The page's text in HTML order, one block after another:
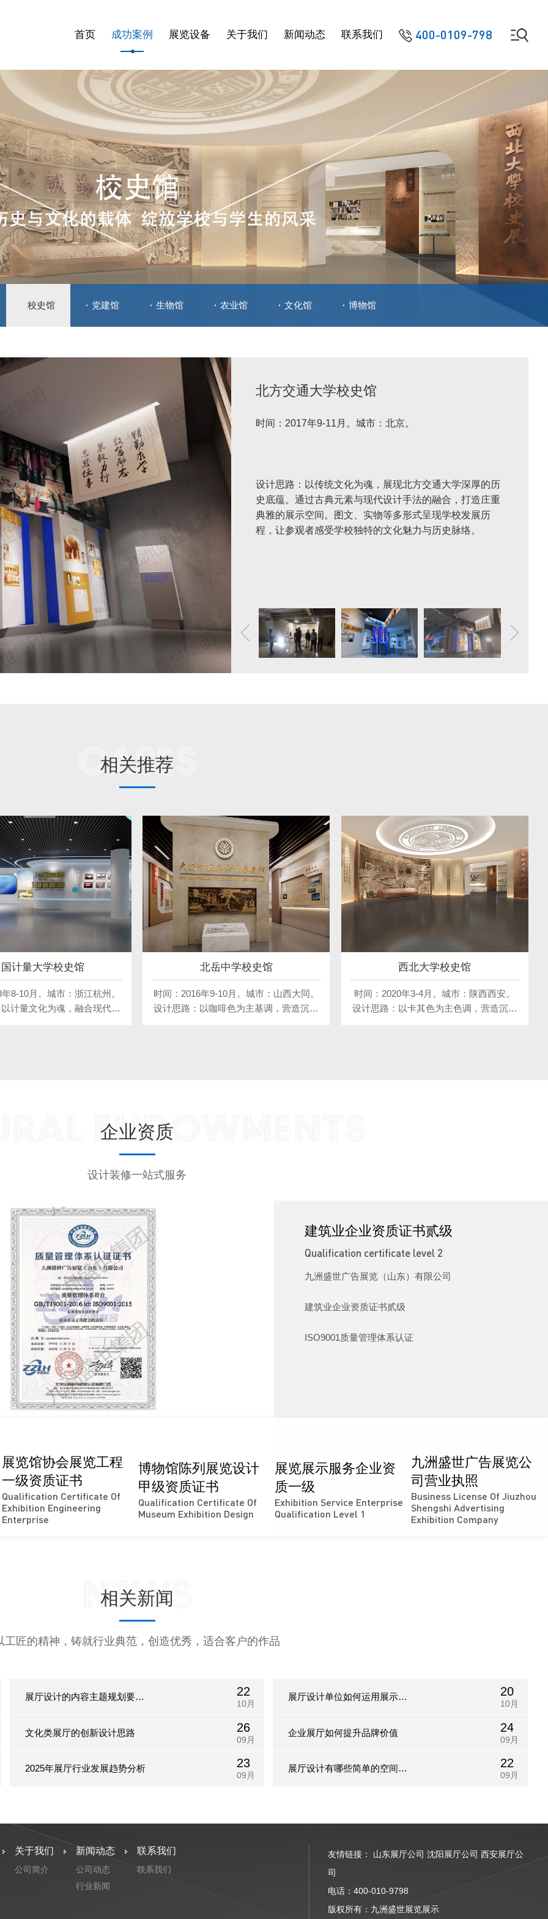
首页 成功案例 展览设备 关于我们 新闻动态 联系我们 400-0109-798
校史馆 党建馆 生物馆 农业馆 文化馆 博物馆
北方交通大学校史馆
时间：2017年9-11月。城市：北京。
设计思路：以传统文化为魂，展现北方交通大学深厚的历
史底蕴。通过古典元素与现代设计手法的融合，打造庄重
典雅的展示空间。图文、实物等多形式呈现学校发展历
程，让参观者感受学校独特的文化魅力与历史脉络。
Cases
相关推荐
计量大学校史馆
8-10月。城市：浙江杭州。
计量文化为魂，融合现代设
北岳中学校史馆
时间：2016年9-10月。城市：山西大同。
设计思路：以咖啡色为主基调，营造沉稳
西北大学校史馆
时间：2020年3-4月。城市：陕西西安。
设计思路：以卡其色为主色调，营造沉稳
ENDOWMENTS
企业资质
设计装修一站式服务
建筑业企业资质证书贰级
Qualification certificate level 2
九洲盛世广告展览（山东）有限公司
建筑业企业资质证书贰级
ISO9001质量管理体系认证
展览馆协会展览工程
一级资质证书
Qualification Certificate Of
Exhibition Engineering
Enterprise
博物馆陈列展览设计
甲级资质证书
Qualification Certificate Of
Museum Exhibition Design
展览展示服务企业资
质一级
Exhibition Service Enterprise
Qualification Level 1
九洲盛世广告展览公
司营业执照
Business License Of Jiuzhou
Shengshi Advertising
Exhibition Company
News
相关新闻
工匠的精神，铸就行业典范，创造优秀，适合客户的作品
展厅设计的内容主题规划要注
重视觉延伸的规律
22
10月
展厅设计单位如何运用展示区
域规划技术?
20
10月
文化类展厅的创新设计思路 26
09月
企业展厅如何提升品牌价值 24
09月
2025年展厅行业发展趋势分析 23
09月
展厅设计有哪些简单的空间架 22
09月
关于我们
公司简介
新闻动态
公司动态
行业新闻
联系我们
联系我们
友情链接： 山东展厅公司 沈阳展厅公司 西安展厅公
司
电话：400-010-9798
版权所有：九洲盛世展览展示